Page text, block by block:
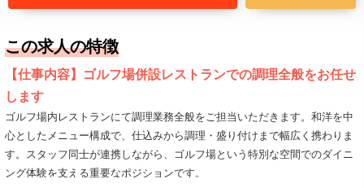
この求人の特徴
【仕事内容】ゴルフ場併設レストランでの調理全般をお任せ
します
ゴルフ場内レストランにて調理業務全般をご担当いただきます。和洋を中
心としたメニュー構成で、仕込みから調理・盛り付けまで幅広く携わりま
す。スタッフ同士が連携しながら、ゴルフ場という特別な空間でのダイニ
ング体験を支える重要なポジションです。